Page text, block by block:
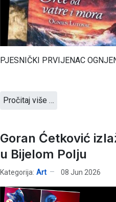
PJESNIČKI PRVIJENAC
Pročitaj više …
Goran Ćetković
u Bijelom Polju
Kategorija: Art 08 Jun 2026